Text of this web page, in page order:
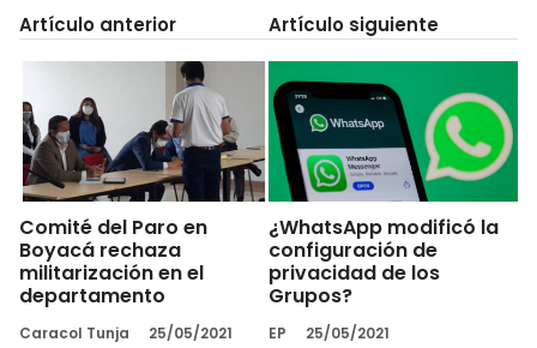
Artículo anterior
Comité del Paro en
Boyacá rechaza
militarización en el
departamento
Caracol Tunja 25/05/2021
Artículo siguiente
¿WhatsApp modificó la
configuración de
privacidad de los
Grupos?
EP 25/05/2021